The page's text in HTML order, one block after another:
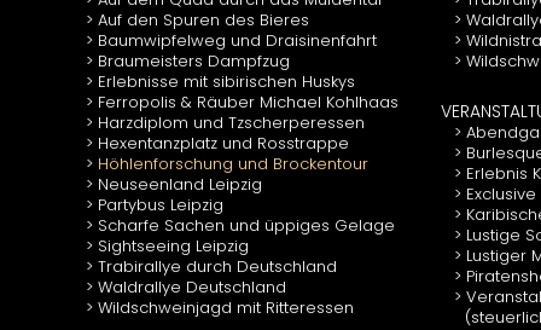
Auf den Spuren des Bieres
Baumwipfelweg und Draisinenfahrt
Braumeisters Dampfzug
Erlebnisse mit sibirischen Huskys
Ferropolis & Räuber Michael Kohlhaas
Harzdiplom und Tzscherperessen
Hexentanzplatz und Rosstrappe
Höhlenforschung und Brockentour
Neuseenland Leipzig
Partybus Leipzig
Scharfe Sachen und üppiges Gelage
Sightseeing Leipzig
Trabirallye durch Deutschland
Waldrallye Deutschland
Wildschweinjagd mit Ritteressen
Erlebnis
Lustige
Lustiger